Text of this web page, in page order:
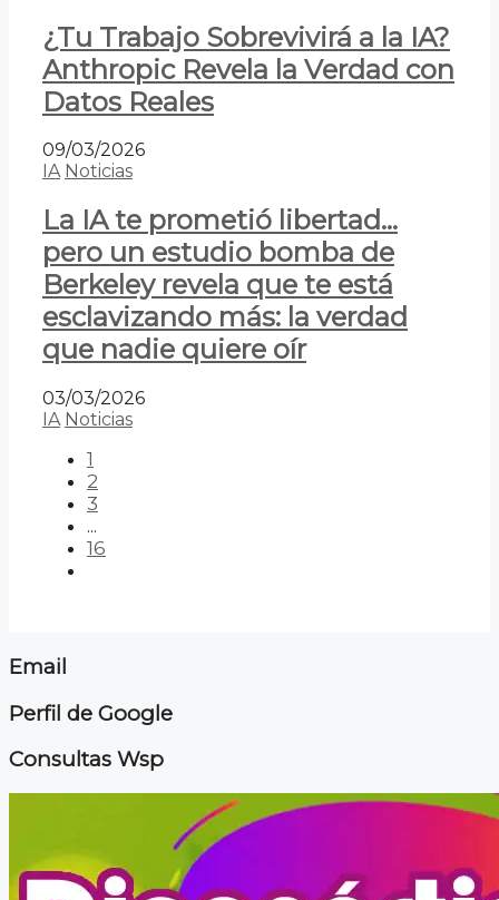
¿Tu Trabajo Sobrevivirá a la IA?
Anthropic Revela la Verdad con
Datos Reales
09/03/2026
IA Noticias
La IA te prometió libertad…
pero un estudio bomba de
Berkeley revela que te está
esclavizando más: la verdad
que nadie quiere oír
03/03/2026
IA Noticias
1
2
3
...
16
Email
Perfil de Google
Consultas Wsp